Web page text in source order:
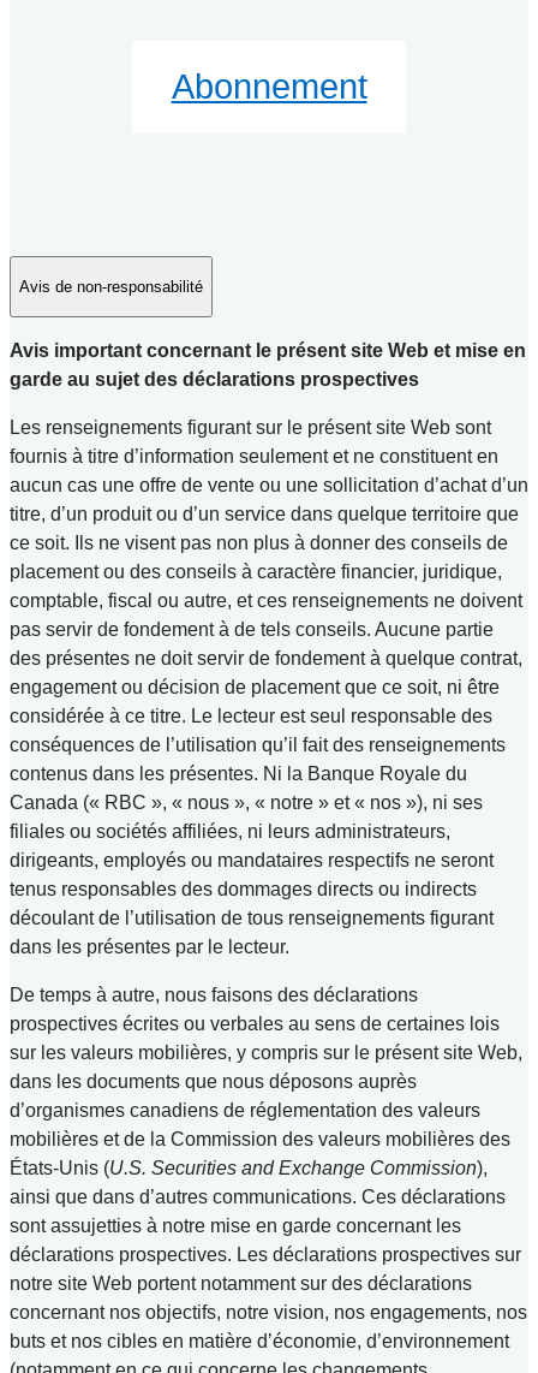
Abonnement
Avis de non-responsabilité
Avis important concernant le présent site Web et mise en
garde au sujet des déclarations prospectives
Les renseignements figurant sur le présent site Web sont
fournis à titre d’information seulement et ne constituent en
aucun cas une offre de vente ou une sollicitation d’achat d’un
titre, d’un produit ou d’un service dans quelque territoire que
ce soit. Ils ne visent pas non plus à donner des conseils de
placement ou des conseils à caractère financier, juridique,
comptable, fiscal ou autre, et ces renseignements ne doivent
pas servir de fondement à de tels conseils. Aucune partie
des présentes ne doit servir de fondement à quelque contrat,
engagement ou décision de placement que ce soit, ni être
considérée à ce titre. Le lecteur est seul responsable des
conséquences de l’utilisation qu’il fait des renseignements
contenus dans les présentes. Ni la Banque Royale du
Canada (« RBC », « nous », « notre » et « nos »), ni ses
filiales ou sociétés affiliées, ni leurs administrateurs,
dirigeants, employés ou mandataires respectifs ne seront
tenus responsables des dommages directs ou indirects
découlant de l’utilisation de tous renseignements figurant
dans les présentes par le lecteur.
De temps à autre, nous faisons des déclarations
prospectives écrites ou verbales au sens de certaines lois
sur les valeurs mobilières, y compris sur le présent site Web,
dans les documents que nous déposons auprès
d’organismes canadiens de réglementation des valeurs
mobilières et de la Commission des valeurs mobilières des
États-Unis (U.S. Securities and Exchange Commission),
ainsi que dans d’autres communications. Ces déclarations
sont assujetties à notre mise en garde concernant les
déclarations prospectives. Les déclarations prospectives sur
notre site Web portent notamment sur des déclarations
concernant nos objectifs, notre vision, nos engagements, nos
buts et nos cibles en matière d’économie, d’environnement